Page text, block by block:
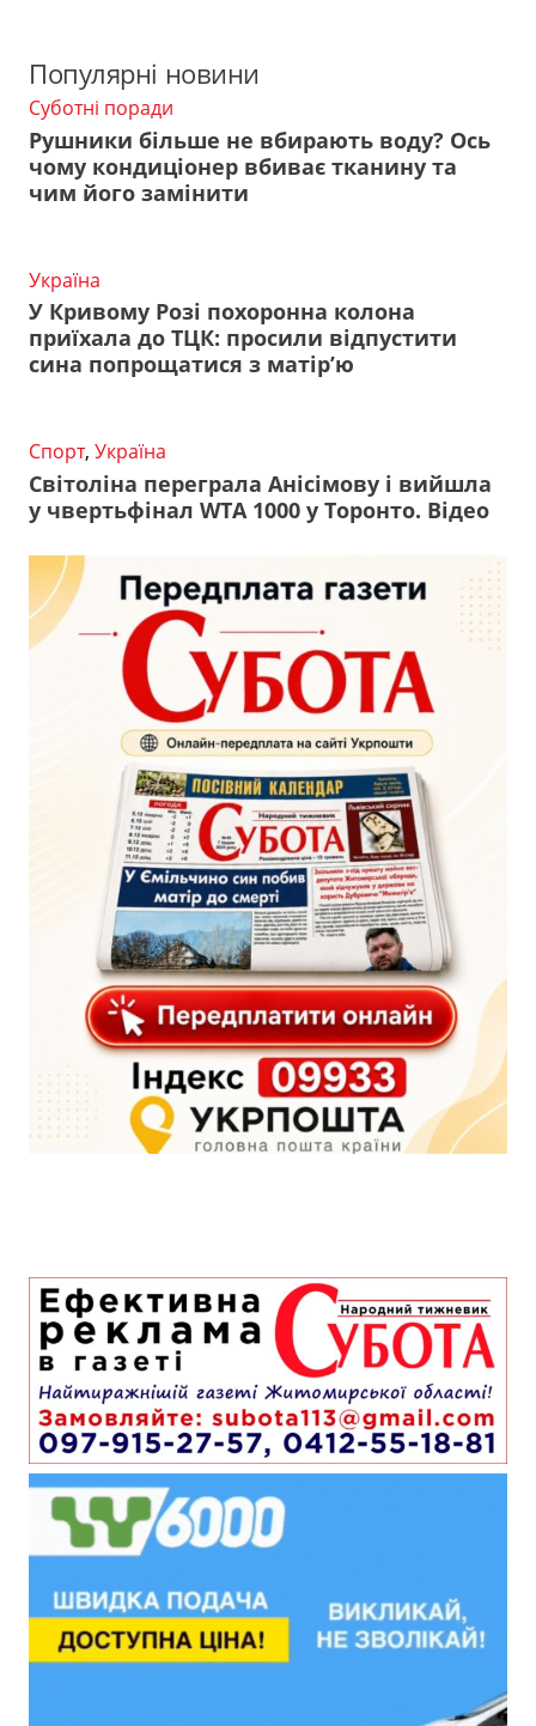
Популярні новини
Суботні поради
Рушники більше не вбирають воду? Ось
чому кондиціонер вбиває тканину та
чим його замінити
Україна
У Кривому Розі похоронна колона
приїхала до ТЦК: просили відпустити
сина попрощатися з матір’ю
Спорт, Україна
Світоліна переграла Анісімову і вийшла
у чвертьфінал WTA 1000 у Торонто. Відео